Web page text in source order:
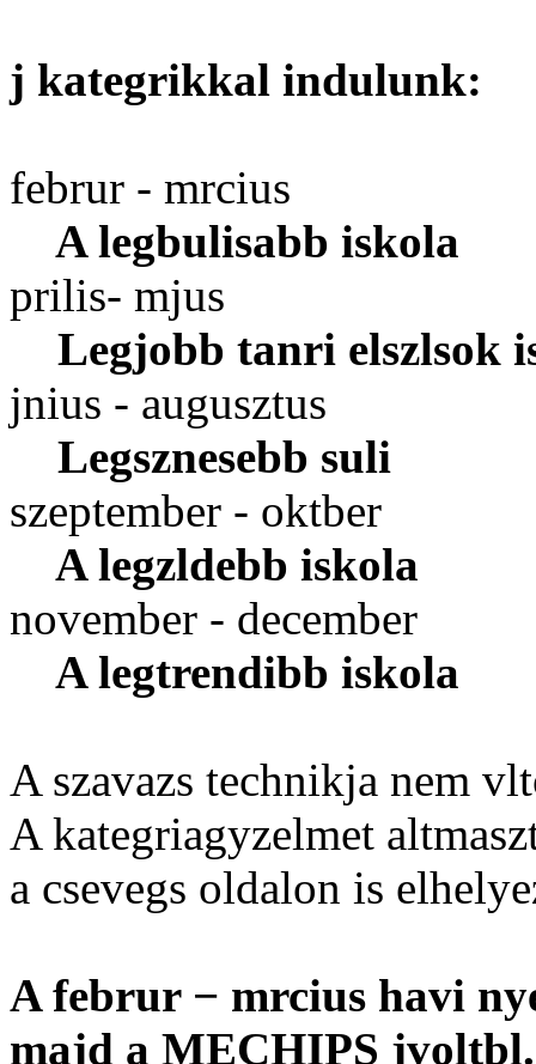
j kategrikkal indulunk:
februr - mrcius
A legbulisabb iskola
prilis- mjus
Legjobb tanri elszlsok
jnius - augusztus
Legsznesebb suli
szeptember - oktber
A legzldebb iskola
november - december
A legtrendibb iskola
A szavazs technikja nem
A kategriagyzelmet
a csevegs oldalon is
A februr − mrcius havi
majd a MECHIPS jvoltbl.